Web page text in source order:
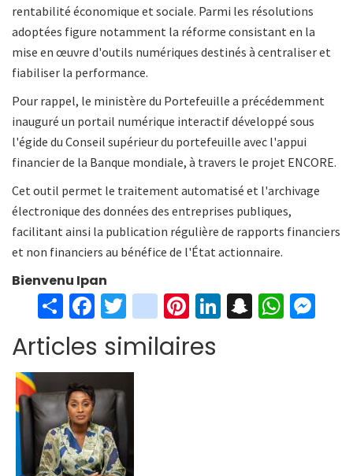
rentabilité économique et sociale. Parmi les résolutions
adoptées figure notamment la réforme consistant en la
mise en œuvre d'outils numériques destinés à centraliser et
fiabiliser la performance.
Pour rappel, le ministère du Portefeuille a précédemment
inauguré un portail numérique interactif développé sous
l'égide du Conseil supérieur du portefeuille avec l'appui
financier de la Banque mondiale, à travers le projet ENCORE.
Cet outil permet le traitement automatisé et l'archivage
électronique des données des entreprises publiques,
facilitant ainsi la publication régulière de rapports financiers
et non financiers au bénéfice de l'État actionnaire.
Bienvenu Ipan
S
h
ar
e
Fa
ce
b
o
o
k
T
wi
tt
er
in
st
ag
Pi
er
Li S W
Articles similaires